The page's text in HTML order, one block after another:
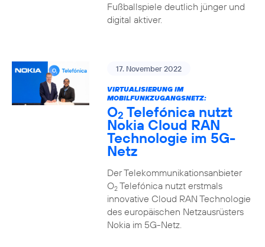
Fußballspiele deutlich jünger und
digital aktiver.
17. November 2022
VIRTUALISIERUNG IM
MOBILFUNKZUGANGSNETZ:
O2 Telefónica nutzt
Nokia Cloud RAN
Technologie im 5G-
Netz
Der Telekommunikationsanbieter
O2Telefónica nutzt erstmals
innovative Cloud RAN Technologie
des europäischen Netzausrüsters
Nokia im 5G-Netz.